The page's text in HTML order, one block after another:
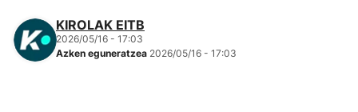
KIROLAK EITB
2026/05/16 - 17:03
Azken eguneratzea 2026/05/16 - 17:03